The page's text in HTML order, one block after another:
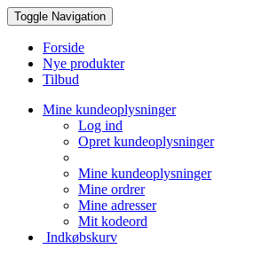
Toggle Navigation
Forside
Nye produkter
Tilbud
Mine kundeoplysninger
Log ind
Opret kundeoplysninger
Mine kundeoplysninger
Mine ordrer
Mine adresser
Mit kodeord
Indkøbskurv